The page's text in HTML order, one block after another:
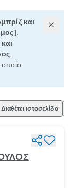
και
οποίο
Διαθέτει ιστοσελίδα